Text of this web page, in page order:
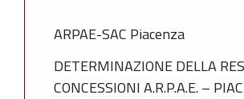
ARPAE-SAC Piacenza
DETERMINAZIONE DELLA
CONCESSIONI A.R.P.A.E. –